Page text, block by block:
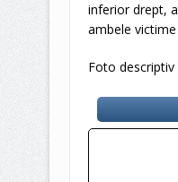
inferior drept,
ambele
Foto descriptiv